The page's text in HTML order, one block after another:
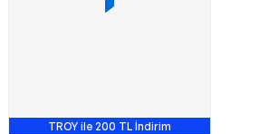
TROY ile 200 TL İndirim